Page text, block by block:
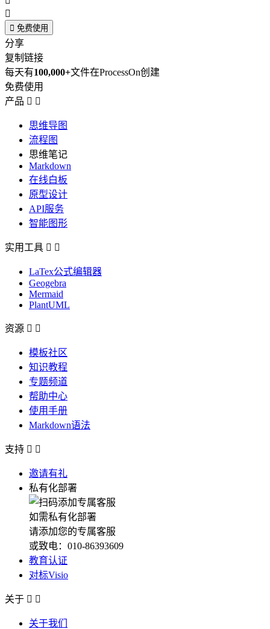

 免费使用
分享
复制链接
每天有100,000+文件在ProcessOn创建
免费使用
产品  
思维导图
流程图
思维笔记
Markdown
在线白板
原型设计
API服务
智能图形
实用工具  
LaTex公式编辑器
Geogebra
Mermaid
PlantUML
资源  
模板社区
知识教程
专题频道
帮助中心
使用手册
Markdown语法
支持  
邀请有礼
私有化部署
如需私有化部署
请添加您的专属客服
或致电：010-86393609
教育认证
对标Visio
关于  
关于我们